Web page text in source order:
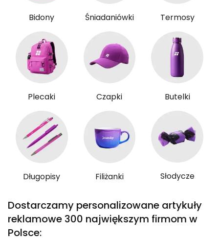
Bidony Śniadaniówki Termosy
Plecaki Czapki Butelki
Długopisy Filiżanki Słodycze
Dostarczamy personalizowane artykuły
reklamowe 300 największym firmom w
Polsce: